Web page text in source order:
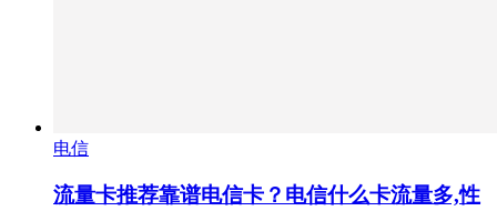
电信
流量卡推荐靠谱电信卡？电信什么卡流量多,性